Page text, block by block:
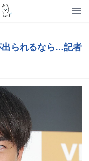
出られるなら…記者